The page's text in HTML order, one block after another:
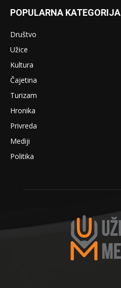
POPULARNA KATEGORIJA
Društvo
Užice
Kultura
Čajetina
Turizam
Hronika
Privreda
Mediji
Politika